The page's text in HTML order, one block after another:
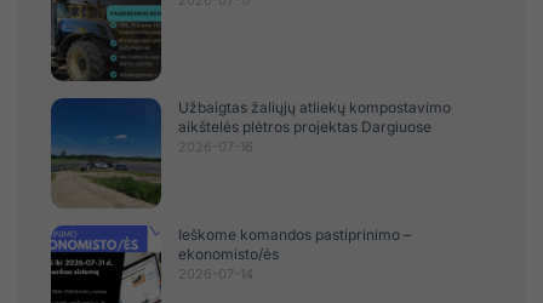
Užbaigtas žaliųjų atliekų kompostavimo
aikštelės plėtros projektas Dargiuose
2026-07-16
Ieškome komandos pastiprinimo –
ekonomisto/ės
2026-07-14